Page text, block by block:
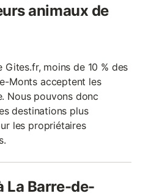
animaux de
Gites.fr, moins de 10 % des
Monts acceptent les
Nous pouvons donc
destinations plus
les propriétaires
La Barre-de-